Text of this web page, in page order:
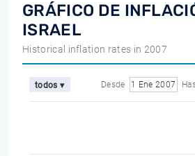
GRÁFICO DE
ISRAEL
Historical inflation rates in 2007
todos ▾ Desde 1 Ene 2007